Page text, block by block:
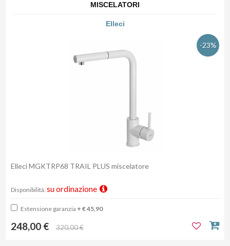
MISCELATORI
Elleci
-23%
Elleci MGKTRP68 TRAIL PLUS miscelatore
Disponibilità: su ordinazione
Estensione garanzia + € 45,90
248,00 € 320,00 €